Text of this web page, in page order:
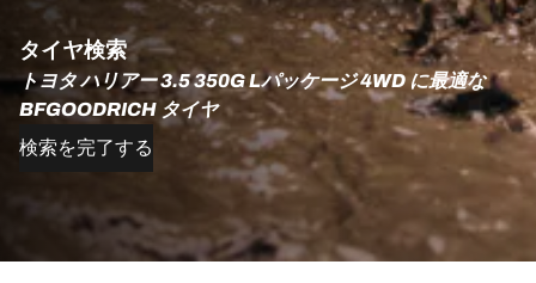
タイヤ検索
トヨタ ハリアー 3.5 350G Lパッケージ 4WD に最適な
BFGOODRICH タイヤ
検索を完了する